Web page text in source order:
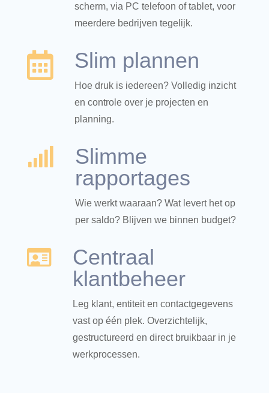
scherm, via PC telefoon of tablet, voor
meerdere bedrijven tegelijk.
 Slim plannen
Hoe druk is iedereen? Volledig inzicht
en controle over je projecten en
planning.

Slimme
rapportages
Wie werkt waaraan? Wat levert het op
per saldo? Blijven we binnen budget?

Centraal
klantbeheer
Leg klant, entiteit en contactgegevens
vast op één plek. Overzichtelijk,
gestructureerd en direct bruikbaar in je
werkprocessen.